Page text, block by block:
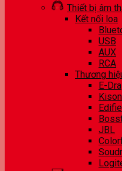
Thiết bị âm
Kết nối loa
USB
AUX
RCA
Thương
E-Dra
JBL